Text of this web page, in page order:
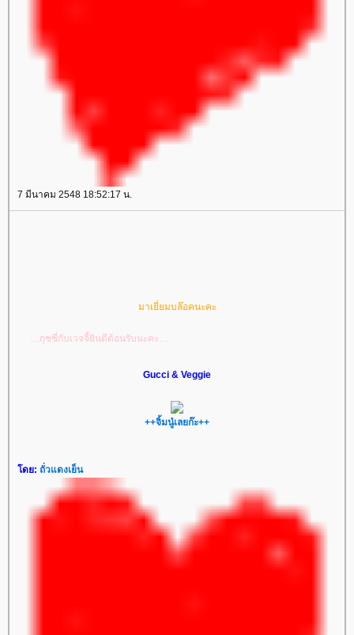
7 มีนาคม 2548 18:52:17 น.
มาเยี่ยมบล๊อคนะคะ
วจจี้ยินดีต้อนรับนะคะ
Gucci & Veggie
++จิ้มนู๋เลยก๊ะ++
ดย: ถั่วแดงเย็น